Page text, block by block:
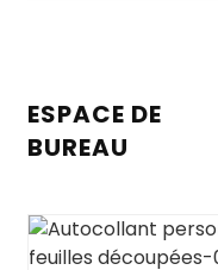
ESPACE DE
BUREAU